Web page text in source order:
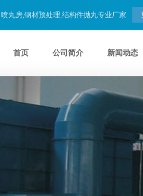
喷丸房,钢材预处理,结构件抛丸专业厂家
首页 公司简介 新闻动态